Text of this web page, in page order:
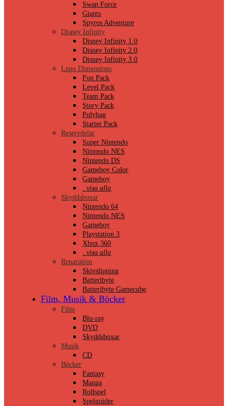
Swap Force
Giants
Spyros Adventure
Disney Infinity
Disney Infinity 1.0
Disney Infinity 2.0
Disney Infinity 3.0
Lego Dimensions
Fun Pack
Level Pack
Team Pack
Story Pack
Polybag
Starter Pack
Reservdelar
Super Nintendo
Nintendo NES
Nintendo DS
Gameboy Color
Gameboy
..visa alla
Skyddsboxar
Nintendo 64
Nintendo NES
Gameboy
Playstation 3
Xbox 360
..visa alla
Reparation
Skivslipning
Batteribyte
Batteribyte Gamecube
Film, Musik & Böcker
Film
Blu-ray
DVD
Skyddsboxar
Musik
CD
Böcker
Fantasy
Manga
Rollspel
Spelguider